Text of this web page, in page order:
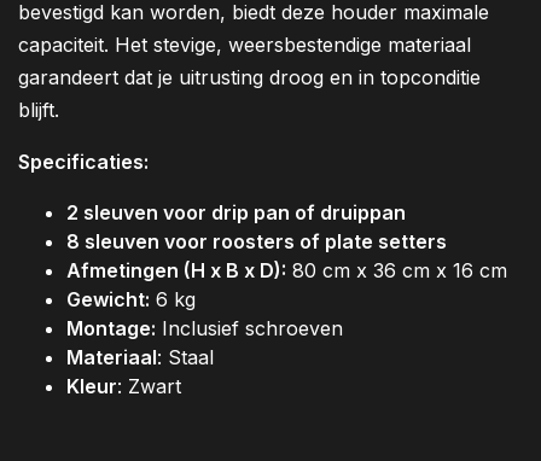
bevestigd kan worden, biedt deze houder maximale
capaciteit. Het stevige, weersbestendige materiaal
garandeert dat je uitrusting droog en in topconditie
blijft.
Specificaties:
2 sleuven voor drip pan of druippan
8 sleuven voor roosters of plate setters
Afmetingen (H x B x D): 80 cm x 36 cm x 16 cm
Gewicht: 6 kg
Montage: Inclusief schroeven
Materiaal: Staal
Kleur: Zwart